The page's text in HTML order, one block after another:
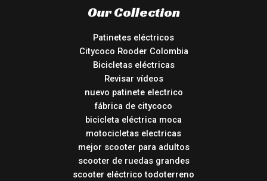
Our Collection
Patinetes eléctricos
Citycoco Rooder Colombia
Bicicletas eléctricas
Revisar vídeos
nuevo patinete electrico
fábrica de citycoco
bicicleta eléctrica moca
motocicletas electricas
mejor scooter para adultos
scooter de ruedas grandes
scooter eléctrico todoterreno